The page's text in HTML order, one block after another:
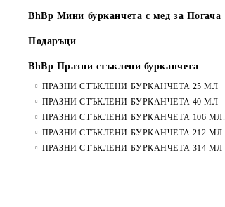
BhBp Мини бурканчета с мед за Погача
Подаръци
BhBp Празни стъклени бурканчета
ПРАЗНИ СТЪКЛЕНИ БУРКАНЧЕТА 25 МЛ
ПРАЗНИ СТЪКЛЕНИ БУРКАНЧЕТА 40 МЛ
ПРАЗНИ СТЪКЛЕНИ БУРКАНЧЕТА 106 МЛ.
ПРАЗНИ СТЪКЛЕНИ БУРКАНЧЕТА 212 МЛ
ПРАЗНИ СТЪКЛЕНИ БУРКАНЧЕТА 314 МЛ